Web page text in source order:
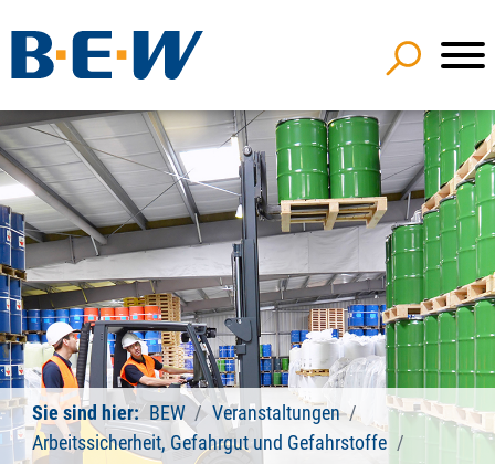
Sie sind hier: BEW
Veranstaltungen
Arbeitssicherheit, Gefahrgut und Gefahrstoffe